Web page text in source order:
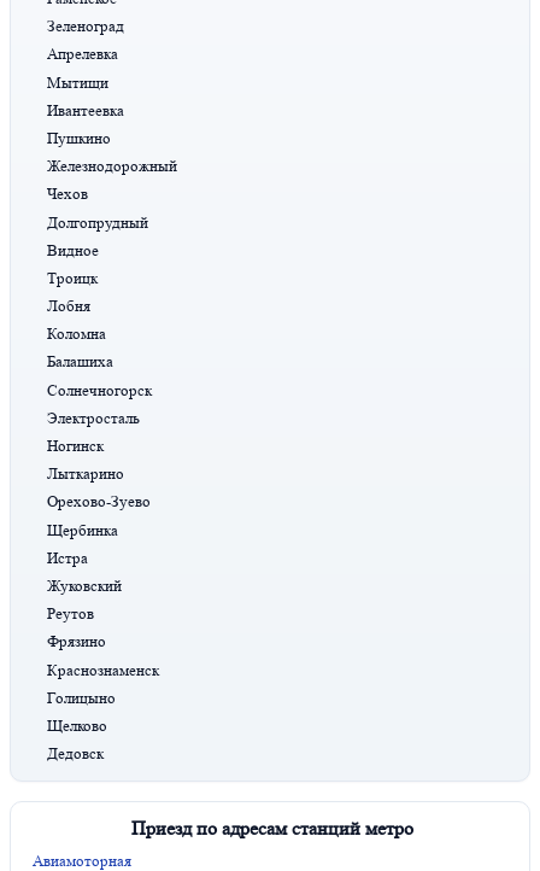
Зеленоград
Апрелевка
Мытищи
Ивантеевка
Пушкино
Железнодорожный
Чехов
Долгопрудный
Видное
Троицк
Лобня
Коломна
Балашиха
Солнечногорск
Электросталь
Ногинск
Лыткарино
Орехово-Зуево
Щербинка
Истра
Жуковский
Реутов
Фрязино
Краснознаменск
Голицыно
Щелково
Дедовск
Приезд по адресам станций метро
Авиамоторная